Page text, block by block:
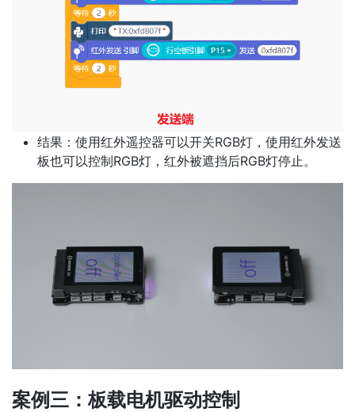
结果：使用红外遥控器可以开关RGB灯，使用红外发送
板也可以控制RGB灯，红外被遮挡后RGB灯停止。
案例三：板载电机驱动控制